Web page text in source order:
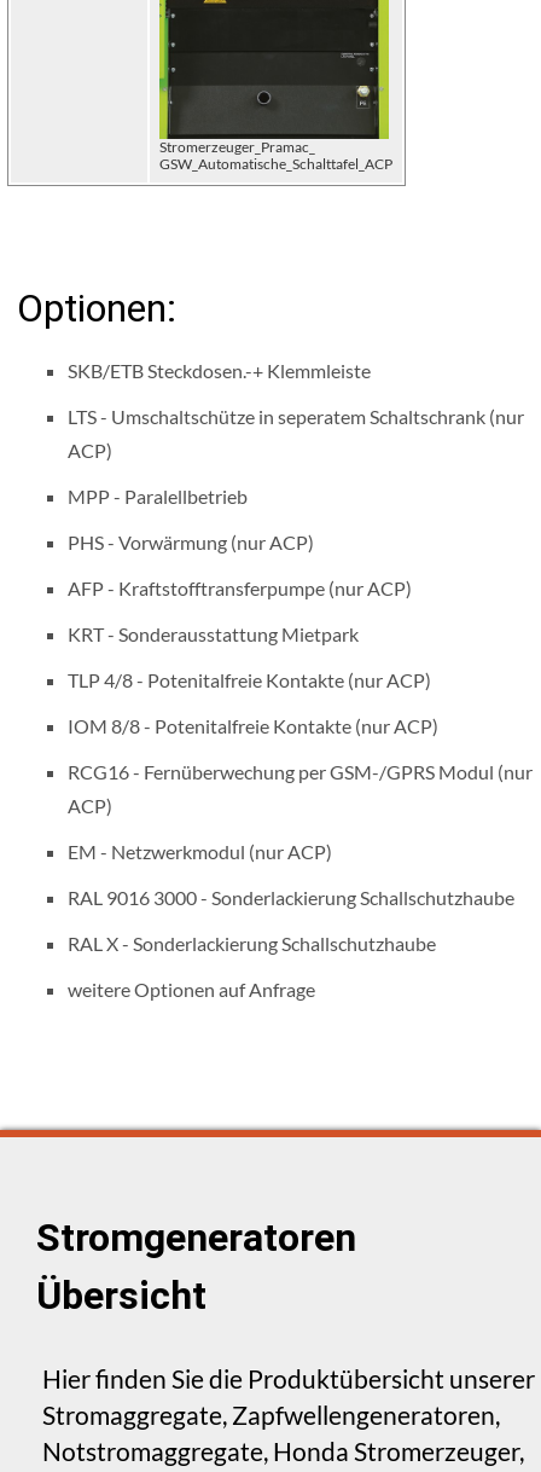
Stromerzeuger_Pramac_
GSW_Automatische_Schalttafel_ACP
Optionen:
SKB/ETB Steckdosen.-+ Klemmleiste
LTS - Umschaltschütze in seperatem Schaltschrank (nur
ACP)
MPP - Paralellbetrieb
PHS - Vorwärmung (nur ACP)
AFP - Kraftstofftransferpumpe (nur ACP)
KRT - Sonderausstattung Mietpark
TLP 4/8 - Potenitalfreie Kontakte (nur ACP)
IOM 8/8 - Potenitalfreie Kontakte (nur ACP)
RCG16 - Fernüberwechung per GSM-/GPRS Modul (nur
ACP)
EM - Netzwerkmodul (nur ACP)
RAL 9016 3000 - Sonderlackierung Schallschutzhaube
RAL X - Sonderlackierung Schallschutzhaube
weitere Optionen auf Anfrage
Stromgeneratoren
Übersicht
Hier finden Sie die Produktübersicht unserer
Stromaggregate, Zapfwellengeneratoren,
Notstromaggregate, Honda Stromerzeuger,